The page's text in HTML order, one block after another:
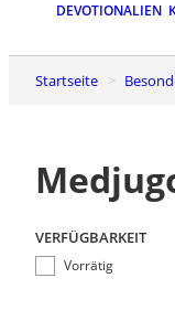
DEVOTIONALIEN
Startseite
VERFÜGBARKEIT
Vorrätig